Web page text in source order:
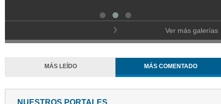
Ver más galerías
MÁS LEÍDO MÁS COMENTADO
NUESTROS PORTALES